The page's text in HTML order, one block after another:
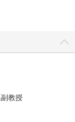
教授